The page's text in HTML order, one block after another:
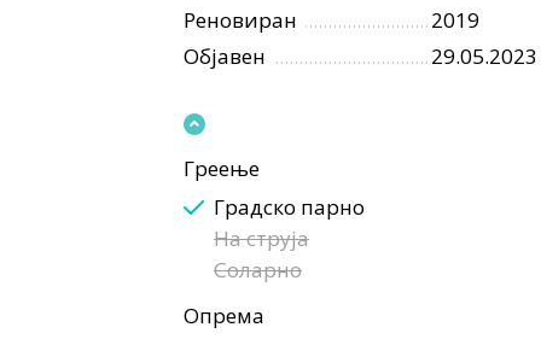
Реновиран
2019
Објавен
29.05.2023
Греење
Градско парно
На струја
Соларно
Опрема